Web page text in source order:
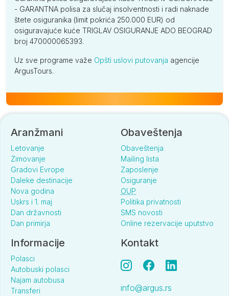
- GARANTNA polisa za slučaj insolventnosti i radi naknade
štete osiguranika (limit pokrića 250.000 EUR) od
osiguravajuće kuće TRIGLAV OSIGURANJE ADO BEOGRAD
broj 470000065393.
Uz sve programe važe Opšti uslovi putovanja agencije
ArgusTours.
Aranžmani
Letovanje
Zimovanje
Gradovi Evrope
Daleke destinacije
Nova godina
Uskrs i 1. maj
Dan državnosti
Dan primirja
Obaveštenja
Obaveštenja
Mailing lista
Zaposlenje
Osiguranje
OUP
Politika privatnosti
SMS novosti
Online rezervacije uputstvo
Informacije
Polasci
Autobuski polasci
Najam autobusa
Transferi
Kontakt
info@argus.rs